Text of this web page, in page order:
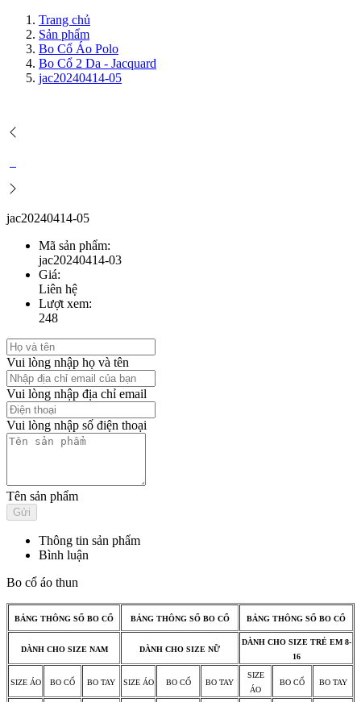
Trang chủ
Sản phẩm
Bo Cổ Áo Polo
Bo Cổ 2 Da - Jacquard
jac20240414-05
jac20240414-05
Mã sản phẩm:
jac20240414-03
Giá:
Liên hệ
Lượt xem:
248
Vui lòng nhập họ và tên
Vui lòng nhập địa chỉ email
Vui lòng nhập số điện thoại
Tên sản phẩm
Thông tin sản phẩm
Bình luận
Bo cổ áo thun
BẢNG THÔNG SỐ BO CỔ BẢNG THÔNG SỐ BO CỔ BẢNG THÔNG SỐ BO CỔ
DÀNH CHO SIZE NAM DÀNH CHO SIZE NỮ
DÀNH CHO SIZE TRẺ EM 8-
16
SIZE ÁO BO CỔ BO TAY SIZE ÁO BO CỔ BO TAY
SIZE
ÁO
BO CỔ BO TAY